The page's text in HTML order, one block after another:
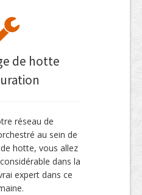
de hotte
réseau de
au sein de
hotte, vous allez
dans la
expert dans ce